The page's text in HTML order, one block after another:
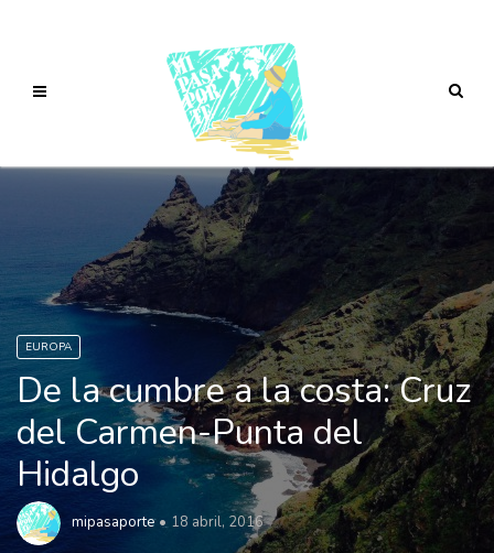
EUROPA
De la cumbre a la costa: Cruz
del Carmen-Punta del
Hidalgo
mipasaporte 18 abril, 2016